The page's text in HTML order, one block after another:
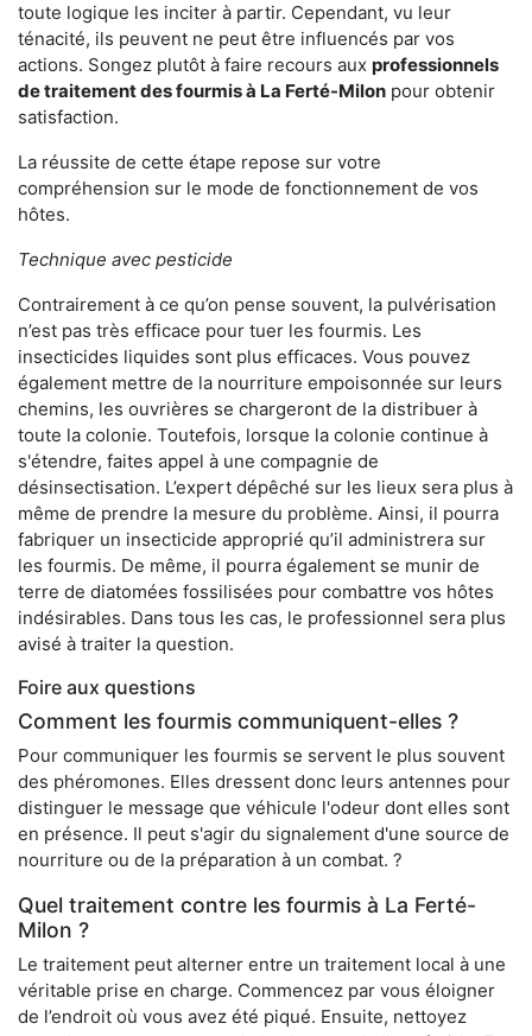
toute logique les inciter à partir. Cependant, vu leur
ténacité, ils peuvent ne peut être influencés par vos
actions. Songez plutôt à faire recours aux professionnels
de traitement des fourmis à La Ferté-Milon pour obtenir
satisfaction.
La réussite de cette étape repose sur votre
compréhension sur le mode de fonctionnement de vos
hôtes.
Technique avec pesticide
Contrairement à ce qu’on pense souvent, la pulvérisation
n’est pas très efficace pour tuer les fourmis. Les
insecticides liquides sont plus efficaces. Vous pouvez
également mettre de la nourriture empoisonnée sur leurs
chemins, les ouvrières se chargeront de la distribuer à
toute la colonie. Toutefois, lorsque la colonie continue à
s'étendre, faites appel à une compagnie de
désinsectisation. L’expert dépêché sur les lieux sera plus à
même de prendre la mesure du problème. Ainsi, il pourra
fabriquer un insecticide approprié qu’il administrera sur
les fourmis. De même, il pourra également se munir de
terre de diatomées fossilisées pour combattre vos hôtes
indésirables. Dans tous les cas, le professionnel sera plus
avisé à traiter la question.
Foire aux questions
Comment les fourmis communiquent-elles ?
Pour communiquer les fourmis se servent le plus souvent
des phéromones. Elles dressent donc leurs antennes pour
distinguer le message que véhicule l'odeur dont elles sont
en présence. Il peut s'agir du signalement d'une source de
nourriture ou de la préparation à un combat. ?
Quel traitement contre les fourmis à La Ferté-
Milon ?
Le traitement peut alterner entre un traitement local à une
véritable prise en charge. Commencez par vous éloigner
de l’endroit où vous avez été piqué. Ensuite, nettoyez